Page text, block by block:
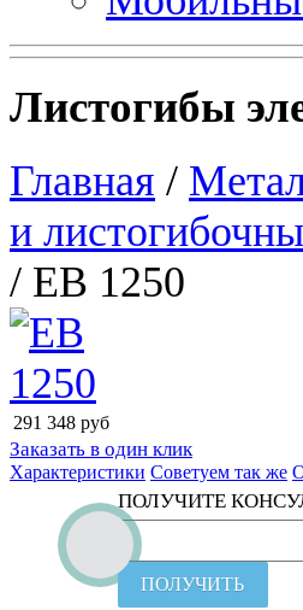
Листогибы
Главная /
и
/ EB 1250
291 348 руб
Заказать в один клик
Характеристики Советуем так же
ПОЛУЧИТЕ
ПОЛУЧИТЬ